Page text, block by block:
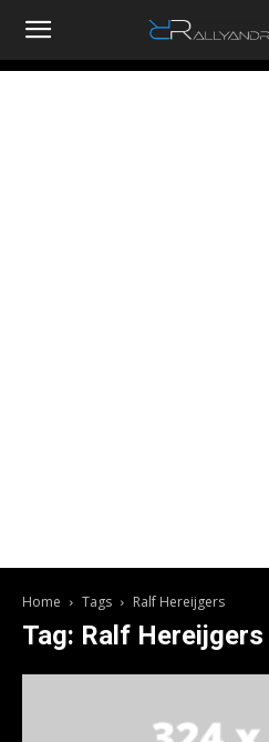
RallyandRaces.com
Home Tags Ralf Hereijgers
Tag: Ralf Hereijgers